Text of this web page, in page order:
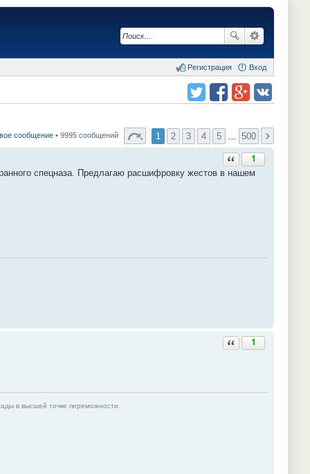
Вход
Регистрация
сообщение • 9995 сообщений 1 2 3 4 5 500
Ответить с цитатой
1
спецназа. Предлагаю расшифровку жестов в нашем
Ответить с цитатой
1
в высшей точке переможности.